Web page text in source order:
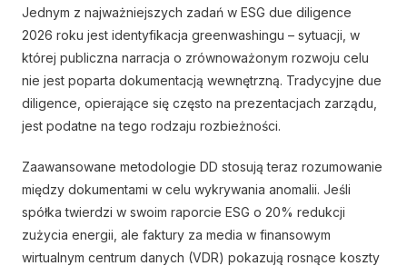
Jednym z najważniejszych zadań w ESG due diligence
2026 roku jest identyfikacja greenwashingu – sytuacji, w
której publiczna narracja o zrównoważonym rozwoju celu
nie jest poparta dokumentacją wewnętrzną. Tradycyjne due
diligence, opierające się często na prezentacjach zarządu,
jest podatne na tego rodzaju rozbieżności.
Zaawansowane metodologie DD stosują teraz rozumowanie
między dokumentami w celu wykrywania anomalii. Jeśli
spółka twierdzi w swoim raporcie ESG o 20% redukcji
zużycia energii, ale faktury za media w finansowym
wirtualnym centrum danych (VDR) pokazują rosnące koszty